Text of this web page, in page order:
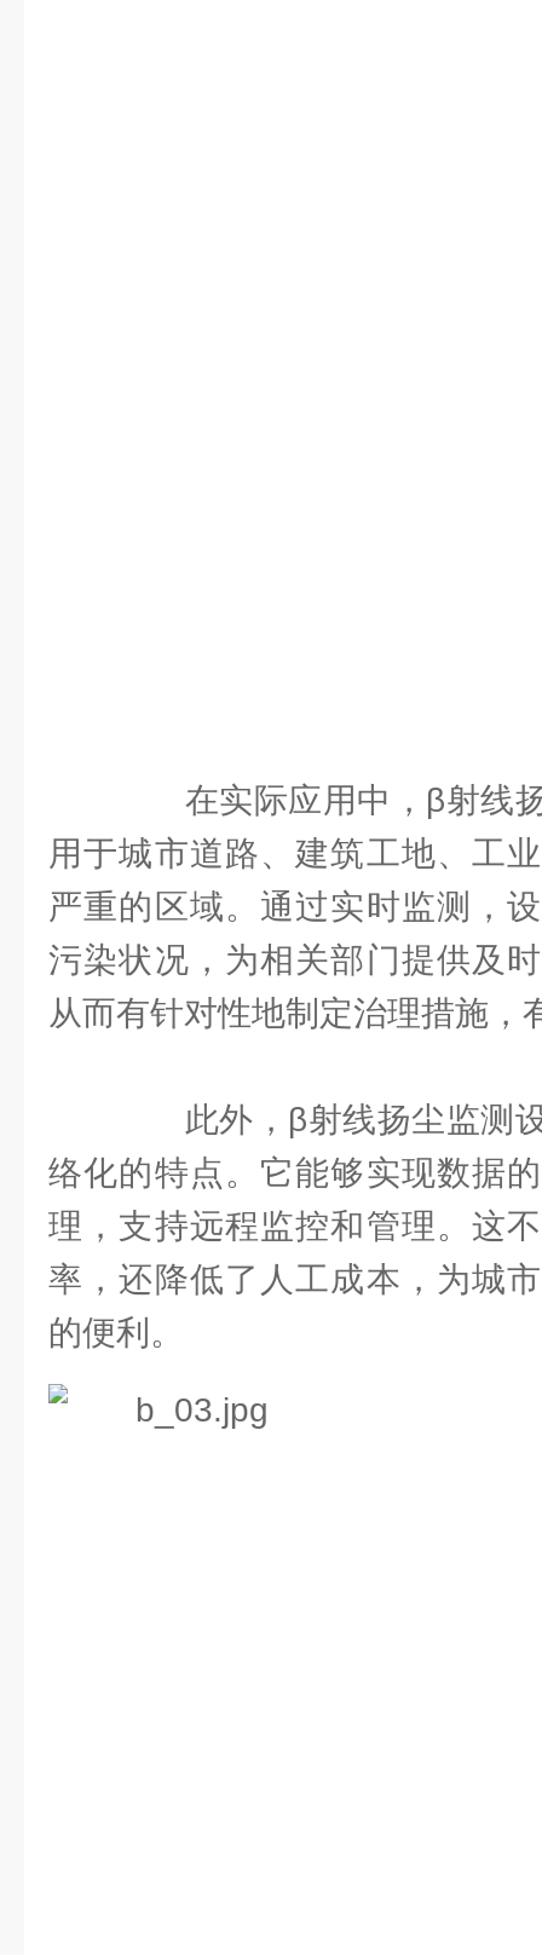
在实际应用中，β射线扬
用于城市道路、建筑工地、工
严重的区域。通过实时监测，
污染状况，为相关部门提供及
从而有针对性地制定治理措施，
此外，β射线扬尘监测设
络化的特点。它能够实现数据
理，支持远程监控和管理。这
率，还降低了人工成本，为城
的便利。